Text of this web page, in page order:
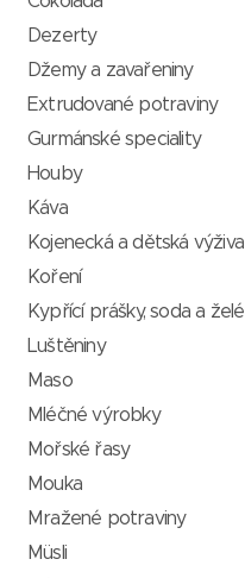
Dezerty
Džemy a zavařeniny
Extrudované potraviny
Gurmánské speciality
Houby
Káva
Kojenecká a dětská výživa
Koření
Kypřící prášky, soda a želé
Luštěniny
Maso
Mléčné výrobky
Mořské řasy
Mouka
Mražené potraviny
Müsli